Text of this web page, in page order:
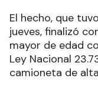
El hecho, que
jueves, finalizó
mayor de edad
Ley Nacional
camioneta de